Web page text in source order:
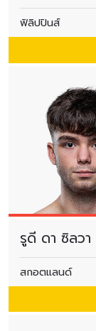
ฟิลิปปินส์
รูดี ดา ซิลวา
สกอตแลนด์